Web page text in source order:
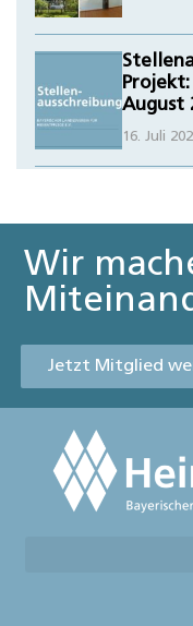
August
16. Juli
Wir
Jetzt Mitglied